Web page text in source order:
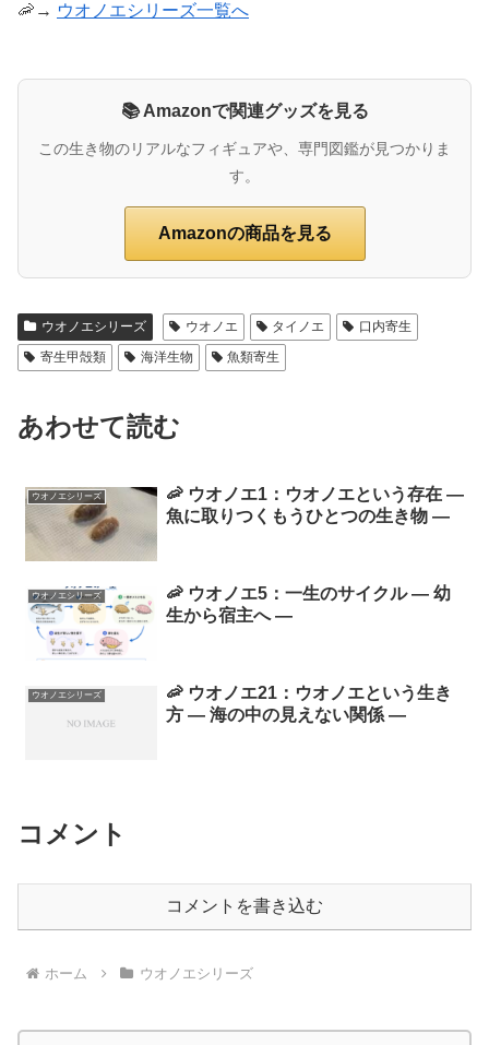
🦐→ ウオノエシリーズ一覧へ
📚 Amazonで関連グッズを見る
この生き物のリアルなフィギュアや、専門図鑑が見つかりま
す。
Amazonの商品を見る
ウオノエシリーズ ウオノエ タイノエ
口内寄生
寄生甲殻類
海洋生物 魚類寄生
あわせて読む
ウオノエシリーズ
🦐 ウオノエ1：ウオノエという存在 ―
魚に取りつくもうひとつの生き物 ―
ウオノエシリーズ
🦐 ウオノエ5：一生のサイクル ― 幼
生から宿主へ ―
ウオノエシリーズ
🦐 ウオノエ21：ウオノエという生き
方 ― 海の中の見えない関係 ―
コメント
コメントを書き込む
ホーム ウオノエシリーズ